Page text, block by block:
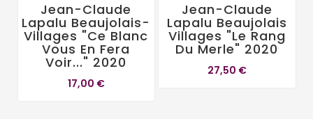
Jean-Claude
Lapalu Beaujolais-
Villages "Ce Blanc
Vous En Fera
Voir..." 2020
17,00 €
Jean-Claude
Lapalu Beaujolais
Villages "Le Rang
Du Merle" 2020
27,50 €